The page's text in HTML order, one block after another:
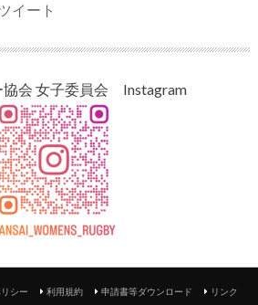
イート
協会 女子委員会 Instagram
シー 利用規約 申請書等ダウンロード リンク